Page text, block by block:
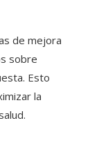
de mejora
sobre
Esto
la